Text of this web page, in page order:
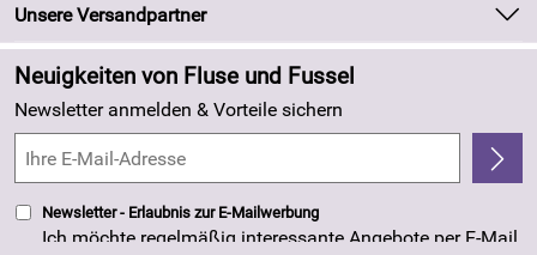
Newsletter
Zahlung und Versand
Kundenlogin
Neu
Angebote
Made in Germany
4,8/5
Unsere Versandpartner
Neuigkeiten von Fluse und Fussel
Newsletter anmelden & Vorteile sichern
Newsletter - Erlaubnis zur E-Mailwerbung
Ich möchte regelmäßig interessante Angebote per E-Mail